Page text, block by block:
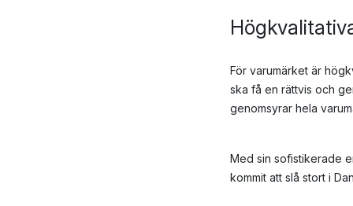
För varumärket är
ska få en rättvis och
genomsyrar hela
Med sin sofistikerade
kommit att slå stort i